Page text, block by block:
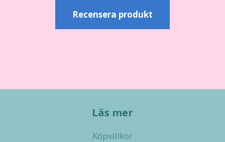
Recensera produkt
Läs mer
Köpvillkor